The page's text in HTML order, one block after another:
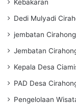
Kebakaran
Dedi Mulyadi
jembatan Cirahong
Jembatan
Kepala Desa
PAD Desa
Pengelolaan